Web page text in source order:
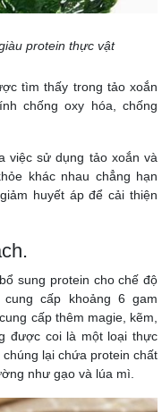
protein thực vật
tìm thấy trong tảo xoắn
chống oxy hóa, chống
việc sử dụng tảo xoắn và
khác nhau chẳng hạn
huyết áp để cải thiện
sung protein cho chế độ
cấp khoảng 6 gam
cấp thêm magie, kẽm,
được coi là một loại thực
lại chứa protein chất
như gạo và lúa mì.